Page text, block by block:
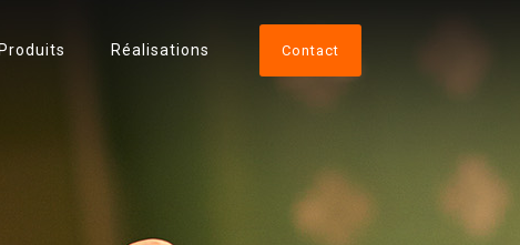
Produits Réalisations Contact